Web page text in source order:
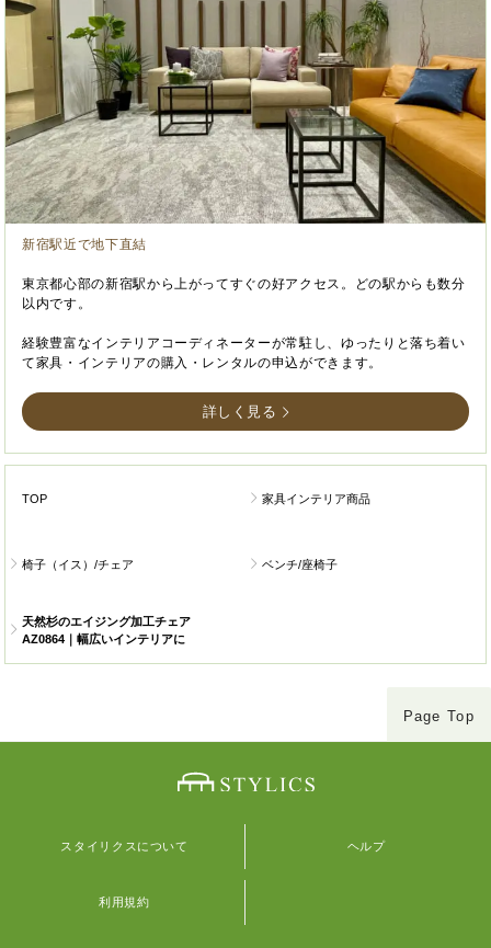
新宿駅近で地下直結
東京都心部の新宿駅から上がってすぐの好アクセス。どの駅からも数分
以内です。
経験豊富なインテリアコーディネーターが常駐し、ゆったりと落ち着い
て家具・インテリアの購入・レンタルの申込ができます。
詳しく見る
TOP 家具インテリア商品
椅子（イス）/チェア ベンチ/座椅子
天然杉のエイジング加工チェア
AZ0864｜幅広いインテリアに
Page Top
スタイリクスについて ヘルプ
利用規約